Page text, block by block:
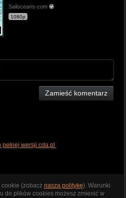
Sailoceans-com
1080p
Zamieść komentarz
pełnej wersji cda.pl
cookie (zobacz naszą politykę). Warunki
do plików cookies możesz zmienić w